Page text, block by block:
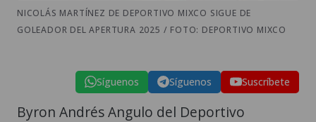
NICOLÁS MARTÍNEZ DE DEPORTIVO MIXCO SIGUE DE
GOLEADOR DEL APERTURA 2025 / FOTO: DEPORTIVO MIXCO
Síguenos Síguenos Suscríbete
Byron Andrés Angulo del Deportivo